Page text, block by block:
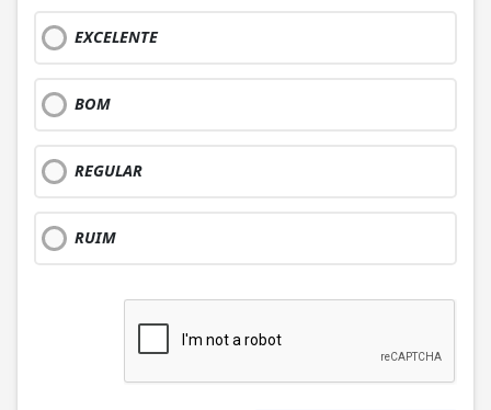
EXCELENTE
BOM
REGULAR
RUIM